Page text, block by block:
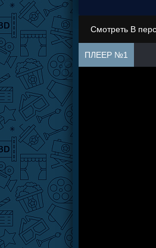
Смотреть В
ПЛЕЕР №1